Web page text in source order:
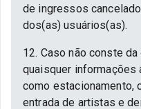
de ingressos
dos(as) usuários(as).
12. Caso não conste
quaisquer informações
como estacionamento,
entrada de artistas e